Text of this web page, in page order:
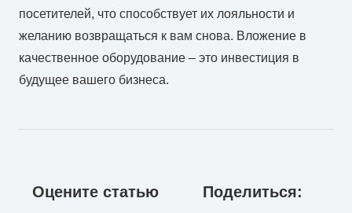
посетителей, что способствует их лояльности и
желанию возвращаться к вам снова. Вложение в
качественное оборудование – это инвестиция в
будущее вашего бизнеса.
Оцените статью Поделиться: